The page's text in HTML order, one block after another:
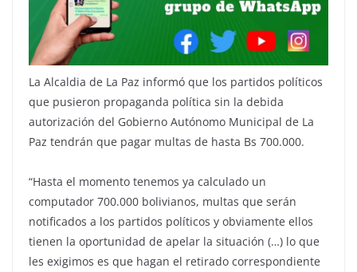
La Alcaldia de La Paz informó que los partidos políticos
que pusieron propaganda política sin la debida
autorización del Gobierno Autónomo Municipal de La
Paz tendrán que pagar multas de hasta Bs 700.000.
“Hasta el momento tenemos ya calculado un
computador 700.000 bolivianos, multas que serán
notificados a los partidos políticos y obviamente ellos
tienen la oportunidad de apelar la situación (…) lo que
les exigimos es que hagan el retirado correspondiente